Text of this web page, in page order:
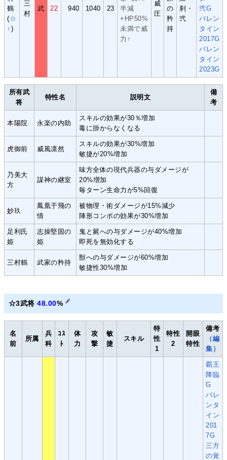
鶴
(☆
↑ )
三
村
武 22 940 1040 23
半減
+HP50%
未満で威
力↑
威
圧
の
矜
持
刹・
弐
弐G
バレン
タイン
2017G
バレン
タイン
2023G
所有武
将
特性名 説明文
備
考
本陽院 永楽の内助
スキルの効果が30％増加
毒に掛からなくなる
虎御前 威風凛然
スキルの効果が30%増加
敏捷が20%増加
乃美大
方
謀神の継室
味方全体の現代兵器の与ダメージが
20%増加
毎ターン生命力が5%回復
妙玖
鳳凰于飛の
情
被物理・術ダメージが15%減少
陣形コンボの効果が30%増加
足利氏
姫
志操堅固の
姫
鬼と屍への与ダメージが40%増加
即死を無効化する
三村鶴 武家の矜持
獣への与ダメージが60%増加
敏捷性30%増加
☆3武将48.00%
名
前
所属
兵
科
ｺｽ
ﾄ
体
力
攻
撃
敏
捷
スキル
特
性
1
特性
2
開眼
特性
備考
（編
集）
覇王
降臨
G
バレ
ンタ
イン
201
7G
三方
の覚